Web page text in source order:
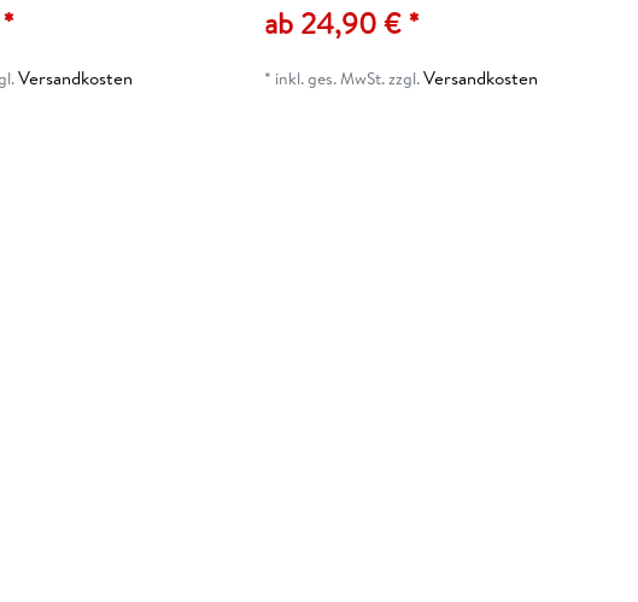
Versandkosten
ab 24,90 € *
* inkl. ges. MwSt.zzgl.Versandkosten